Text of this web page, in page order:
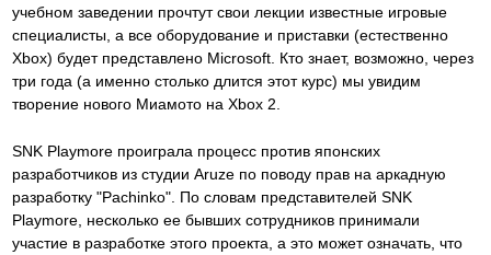
учебном заведении прочтут свои лекции известные игровые
специалисты, а все оборудование и приставки (естественно
Xbox) будет представлено Microsoft. Кто знает, возможно, через
три года (а именно столько длится этот курс) мы увидим
творение нового Миамото на Xbox 2.
SNK Playmore проиграла процесс против японских
разработчиков из студии Aruze по поводу прав на аркадную
разработку "Pachinko". По словам представителей SNK
Playmore, несколько ее бывших сотрудников принимали
участие в разработке этого проекта, а это может означать, что